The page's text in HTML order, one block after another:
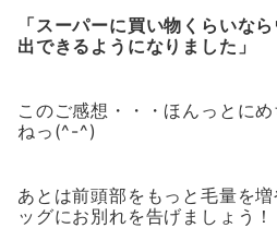
「スーパーに買い物くらいな
出できるようになりました」
このご感想・・・ほんっとに
ねっ(^-^)
あとは前頭部をもっと毛量を
ッグにお別れを告げましょう！